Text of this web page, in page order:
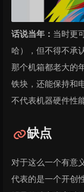
话说当年： 当时更
哈），但不得不承
那个机箱都老大的
铁块，还能保持和
不代表机器硬件性能
缺点
对于这么一个有意
代表的是一个开创